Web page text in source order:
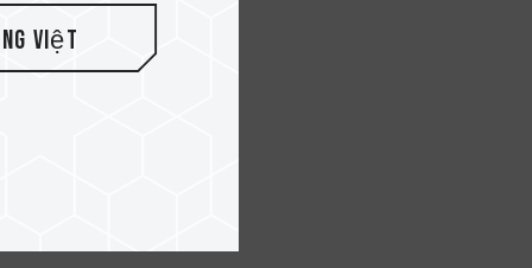
Việt